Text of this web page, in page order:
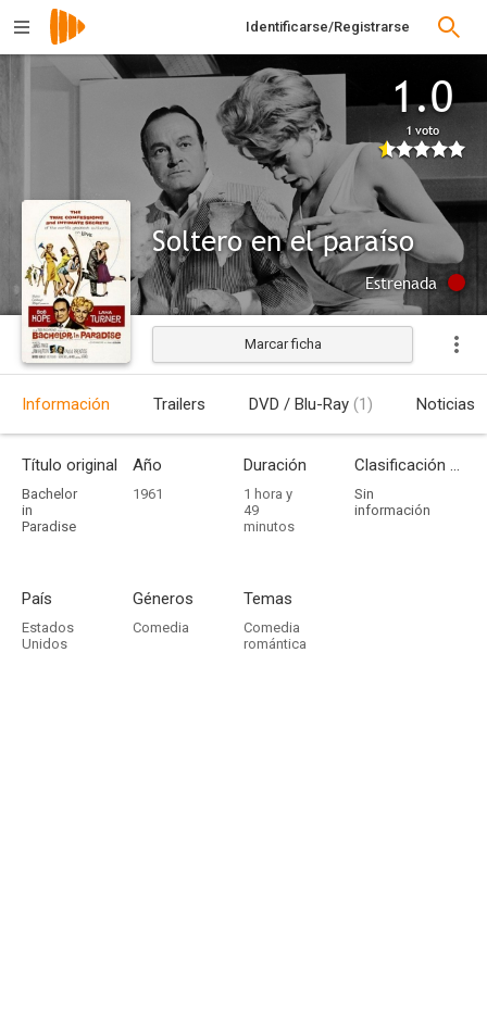
Identificarse/Registrarse
1.0
1 voto
Soltero en el paraíso
Estrenada
Marcar ficha
Información Trailers DVD / Blu-Ray (1) Noticias
Título original
Bachelor
in
Paradise
Año
1961
Duración
1 hora y
49
minutos
Clasificación por edades
Sin
información
País
Estados
Unidos
Géneros
Comedia
Temas
Comedia
romántica